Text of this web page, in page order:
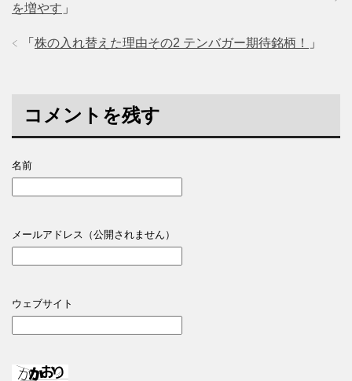
を増やす 」
「 株の入れ替えた理由その2 テンバガー期待銘柄！ 」
コメントを残す
名前
メールアドレス（公開されません）
ウェブサイト